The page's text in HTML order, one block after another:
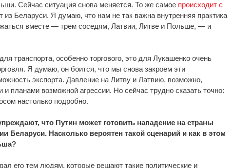
Сейчас ситуация снова меняется. То же самое происходит с
из Беларуси. Я думаю, что нам не так важна внутренняя практика
вместе — трем соседям, Латвии, Литве и Польше, — и
транспорта, особенно торгового, это для Лукашенко очень
Я думаю, он боится, что мы снова закроем эти
экспорта. Давление на Литву и Латвию, возможно,
планами возможной агрессии. Но сейчас трудно сказать точно:
настолько подробно.
что Путин может готовить нападение на страны
Беларуси. Насколько вероятен такой сценарий и как в этом
его тем людям, которые решают такие политические и